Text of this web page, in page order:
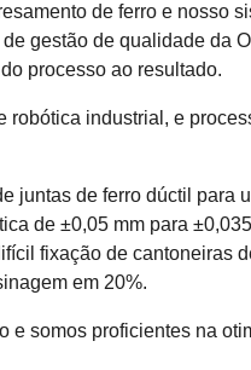
de ferro e nosso
de gestão de qualidade da
processo ao resultado.
robótica industrial, e
juntas de ferro dúctil para
de ±0,05 mm para
fixação de cantoneiras
em 20%.
e somos proficientes na